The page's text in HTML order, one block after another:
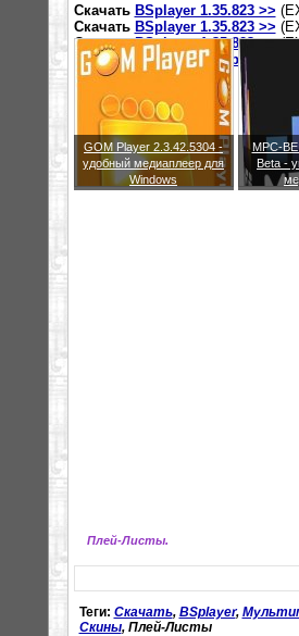
Скачать BSplayer 1.35.823 >>
Скачать BSplayer 1.35.823 >>
СкачатьBSplayer 1.35.823 >>
Сайт разработчикаBSplayer
GOM Player 2.3.42.5304 -
удобный медиаплеер для
Windows
MPC-
Beta -
Плей-Листы.
Теги: Скачать, BSplayer,
Скины, Плей-Листы